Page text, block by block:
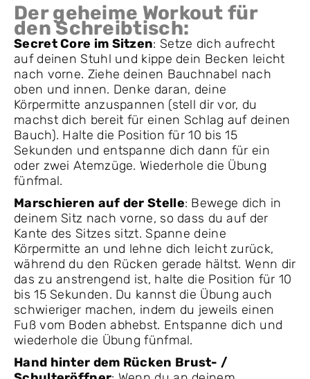
Der geheime Workout für
den Schreibtisch:
Secret Core im Sitzen: Setze dich aufrecht
auf deinen Stuhl und kippe dein Becken leicht
nach vorne. Ziehe deinen Bauchnabel nach
oben und innen. Denke daran, deine
Körpermitte anzuspannen (stell dir vor, du
machst dich bereit für einen Schlag auf deinen
Bauch). Halte die Position für 10 bis 15
Sekunden und entspanne dich dann für ein
oder zwei Atemzüge. Wiederhole die Übung
fünfmal.
Marschieren auf der Stelle: Bewege dich in
deinem Sitz nach vorne, so dass du auf der
Kante des Sitzes sitzt. Spanne deine
Körpermitte an und lehne dich leicht zurück,
während du den Rücken gerade hältst. Wenn dir
das zu anstrengend ist, halte die Position für 10
bis 15 Sekunden. Du kannst die Übung auch
schwieriger machen, indem du jeweils einen
Fuß vom Boden abhebst. Entspanne dich und
wiederhole die Übung fünfmal.
Hand hinter dem Rücken Brust- /